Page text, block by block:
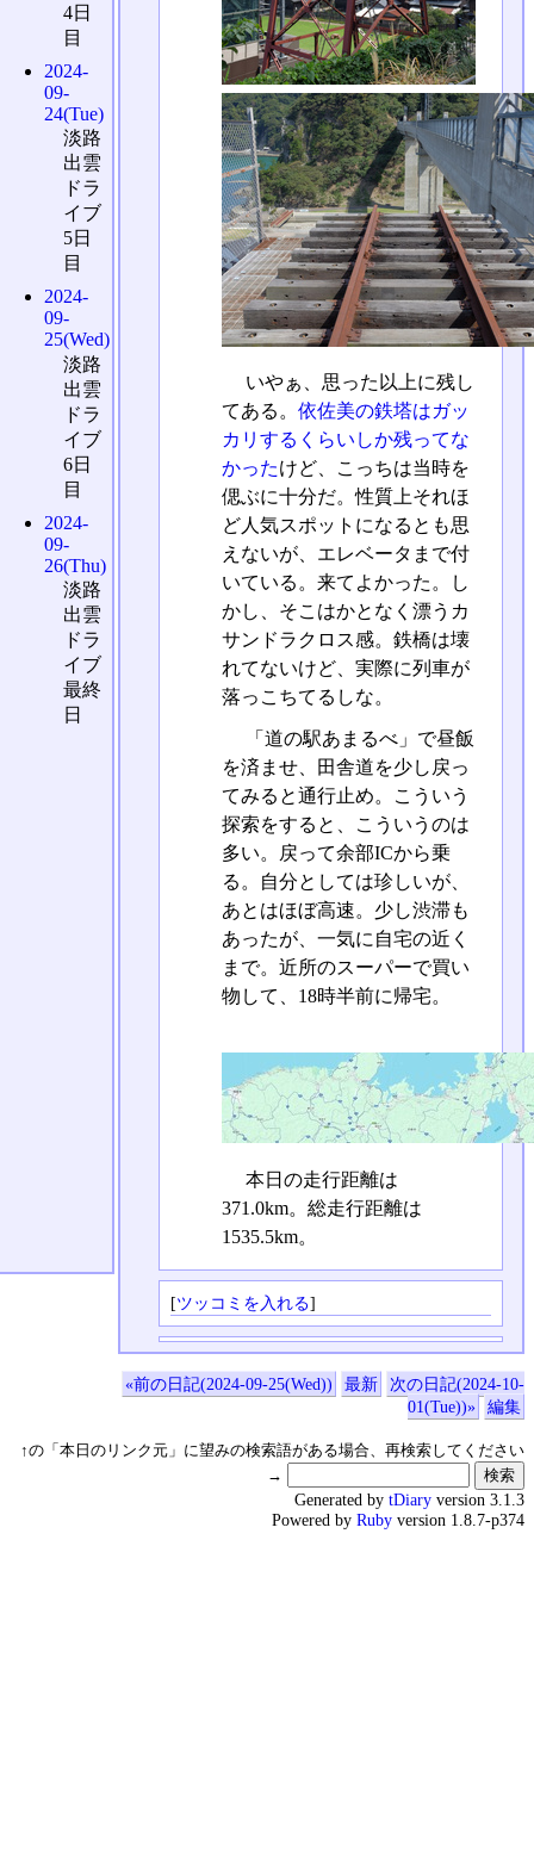
いやぁ、思った以上に残し
てある。 依佐美の鉄塔はガッ
カリするくらいしか残ってな
かったけど、こっちは当時を
偲ぶに十分だ。性質上それほ
ど人気スポットになるとも思
えないが、エレベータまで付
いている。来てよかった。し
かし、そこはかとなく漂うカ
サンドラクロス感。鉄橋は壊
れてないけど、実際に列車が
落っこちてるしな。
「道の駅あまるべ」で昼飯
を済ませ、田舎道を少し戻っ
てみると通行止め。こういう
探索をすると、こういうのは
多い。戻って余部ICから乗
る。自分としては珍しいが、
あとはほぼ高速。少し渋滞も
あったが、一気に自宅の近く
まで。近所のスーパーで買い
物して、18時半前に帰宅。
本日の走行距離は
371.0km。総走行距離は
1535.5km。
[ツッコミを入れる]
«前の日記(2024-09-25(Wed)) 最新
次の日記(2024-10-
01(Tue))»
編集
↑の「本日のリンク元」に望みの検索語がある場合、再検索してください
→
4日
目
2024-
09-
24(Tue)
淡路
出雲
ドラ
イブ
5日
目
2024-
09-
25(Wed)
淡路
出雲
ドラ
イブ
6日
目
2024-
09-
26(Thu)
淡路
出雲
ドラ
イブ
最終
日
Generated by tDiary version 3.1.3
Powered by Ruby version 1.8.7-p374